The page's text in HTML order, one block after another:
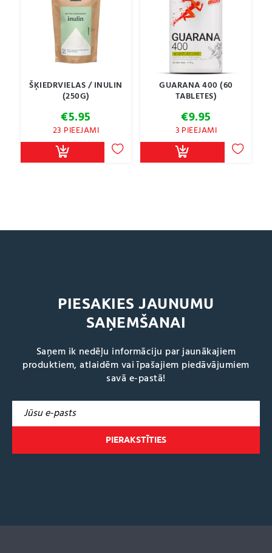
ŠĶIEDRVIELAS / INULIN
(250G)
€5.95
23 PIEEJAMI
GUARANA 400 (60
TABLETES)
€9.95
3 PIEEJAMI
PIESAKIES JAUNUMU
SAŅEMŠANAI
Saņem ik nedēļu informāciju par jaunākajiem
produktiem, atlaidēm vai īpašajiem piedāvājumiem
savā e-pastā!
t